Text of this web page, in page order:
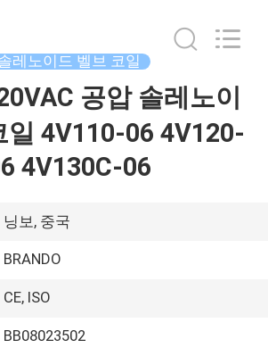
레노이드 벨브 코일
공압 솔레노이
일 4V110-06 4V120-
4V130C-06
닝보, 중국
BRANDO
CE, ISO
BB08023502